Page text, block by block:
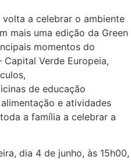
volta a celebrar o ambiente
mais uma edição da Green
momentos do
Verde Europeia,
de educação
e atividades
a família a celebrar a
dia 4 de junho, às 15h00,